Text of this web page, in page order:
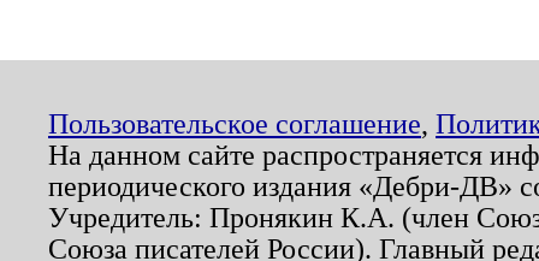
Пользовательское соглашение,
На данном сайте распространяется
периодического издания «Дебри-ДВ»
Учредитель: Пронякин К.А. (член
Союза писателей России). Главный